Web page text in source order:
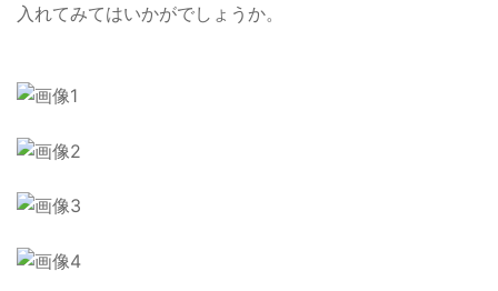
入れてみてはいかがでしょうか。